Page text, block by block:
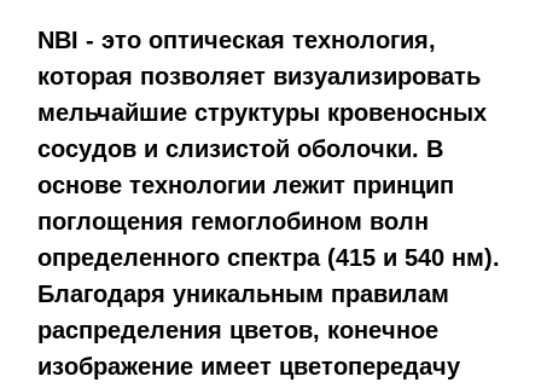
NBI - это оптическая технология,
которая позволяет визуализировать
мельчайшие структуры кровеносных
сосудов и слизистой оболочки. В
основе технологии лежит принцип
поглощения гемоглобином волн
определенного спектра (415 и 540 нм).
Благодаря уникальным правилам
распределения цветов, конечное
изображение имеет цветопередачу